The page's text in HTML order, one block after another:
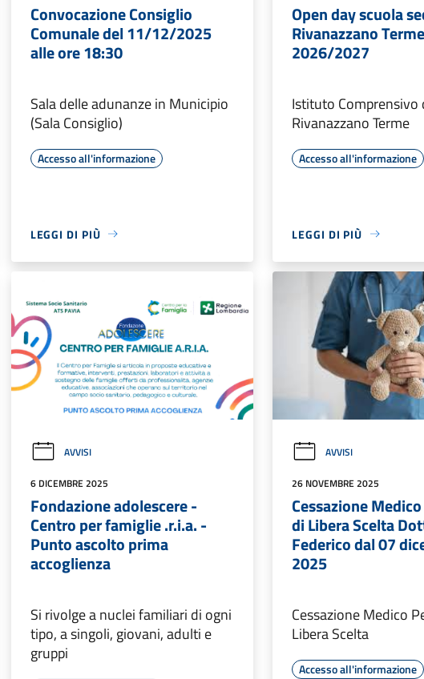
Convocazione Consiglio
Comunale del 11/12/2025
alle ore 18:30
Sala delle adunanze in Municipio
(Sala Consiglio)
Accesso all'informazione
LEGGI DI PIÙ
Open day scuola
Rivanazzano Terme
2026/2027
Istituto Comprensivo
Rivanazzano Terme
Accesso all'informazione
LEGGI DI PIÙ
AVVISI
6 DICEMBRE 2025
Fondazione adolescere -
Centro per famiglie .r.i.a. -
Punto ascolto prima
accoglienza
Si rivolge a nuclei familiari di ogni
tipo, a singoli, giovani, adulti e
gruppi
AVVISI
26 NOVEMBRE 2025
Cessazione
di Libera Scelta
Federico dal 07
2025
Cessazione Medico
Libera Scelta
Accesso all'informazione